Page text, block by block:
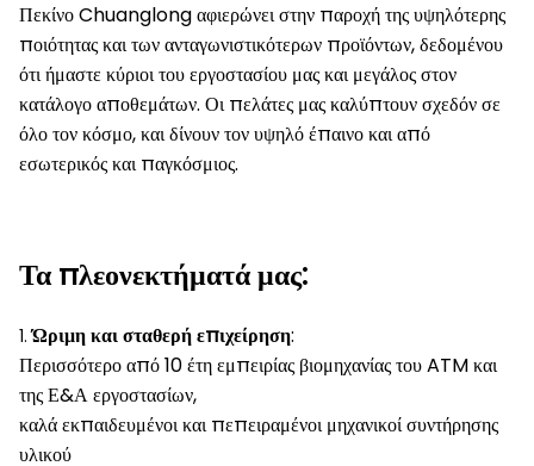
Πεκίνο Chuanglong αφιερώνει στην παροχή της υψηλότερης
ποιότητας και των ανταγωνιστικότερων προϊόντων, δεδομένου
ότι ήμαστε κύριοι του εργοστασίου μας και μεγάλος στον
κατάλογο αποθεμάτων. Οι πελάτες μας καλύπτουν σχεδόν σε
όλο τον κόσμο, και δίνουν τον υψηλό έπαινο και από
εσωτερικός και παγκόσμιος.
Τα πλεονεκτήματά μας:
1.Ώριμη και σταθερή επιχείρηση:
Περισσότερο από 10 έτη εμπειρίας βιομηχανίας του ATM και
της Ε&Α εργοστασίων,
καλά εκπαιδευμένοι και πεπειραμένοι μηχανικοί συντήρησης
υλικού